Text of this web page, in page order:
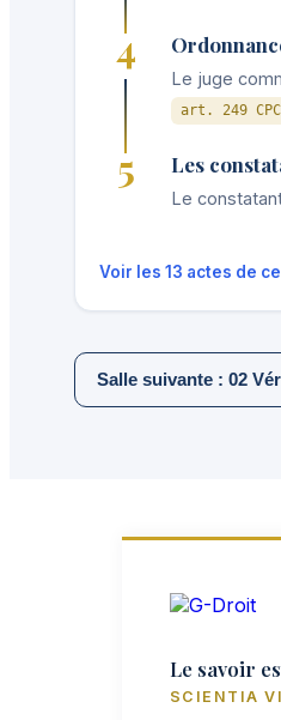
4
Le juge
art. 249 CPC
5 Les
Le
Voir les 13 actes de
Salle suivante : 02
Le savoir
SCIENTIA